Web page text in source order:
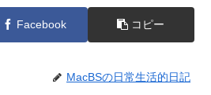
Facebook コピー
MacBSの日常生活的日記